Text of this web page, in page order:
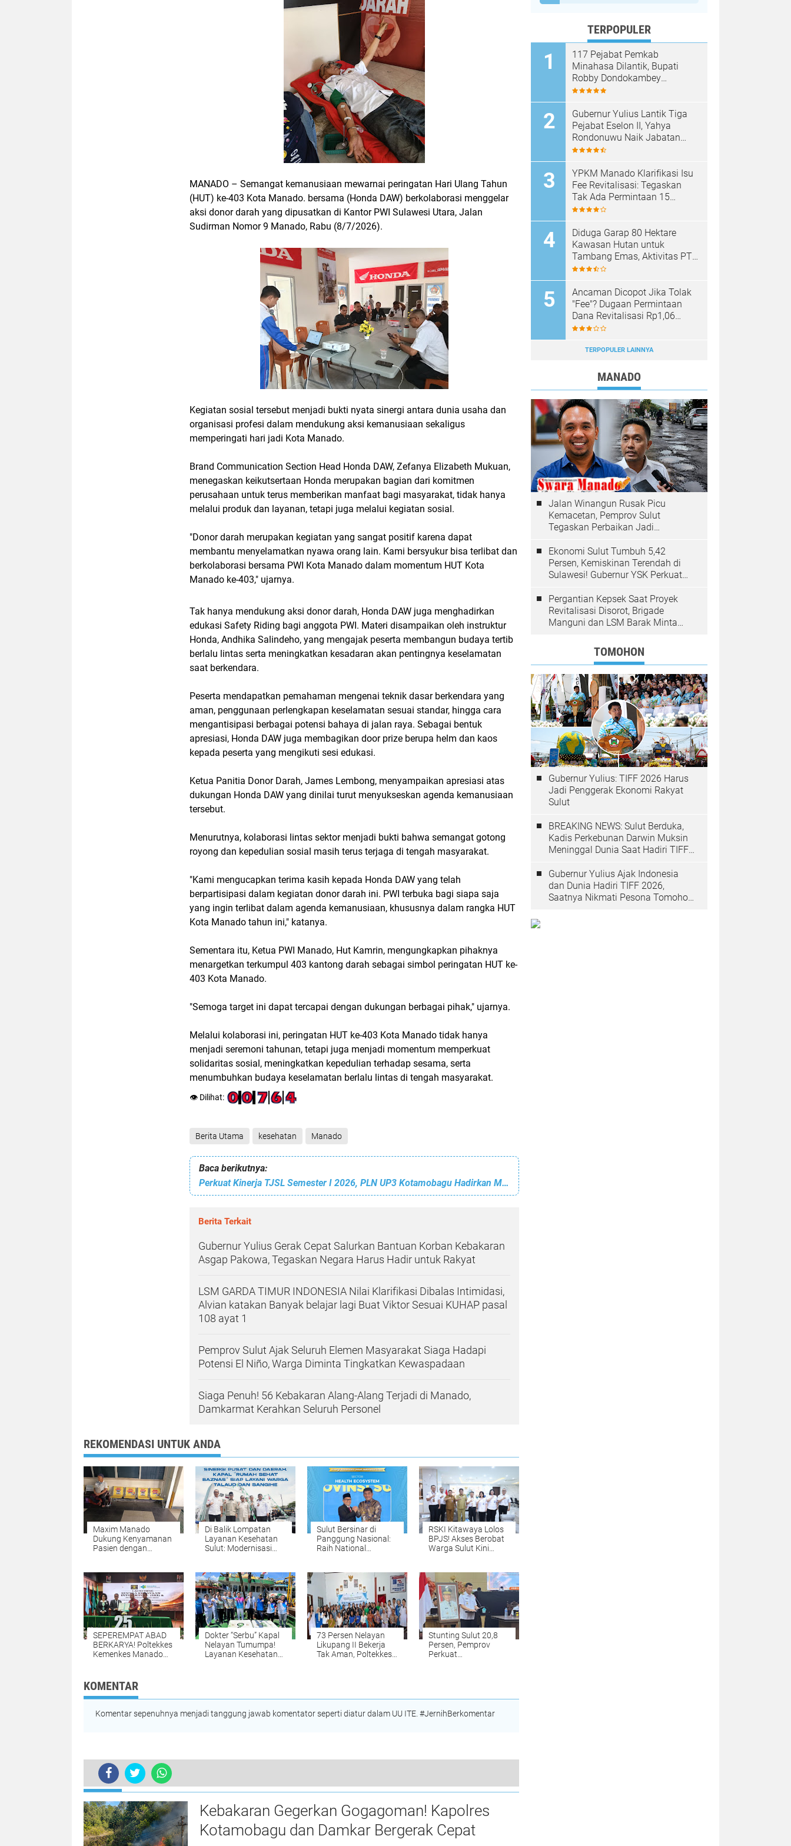
MANADO – Semangat kemanusiaan mewarnai peringatan Hari Ulang Tahun
(HUT) ke-403 Kota Manado. bersama (Honda DAW) berkolaborasi menggelar
aksi donor darah yang dipusatkan di Kantor PWI Sulawesi Utara, Jalan
Sudirman Nomor 9 Manado, Rabu (8/7/2026).
Kegiatan sosial tersebut menjadi bukti nyata sinergi antara dunia usaha dan
organisasi profesi dalam mendukung aksi kemanusiaan sekaligus
memperingati hari jadi Kota Manado.
Brand Communication Section Head Honda DAW, Zefanya Elizabeth Mukuan,
menegaskan keikutsertaan Honda merupakan bagian dari komitmen
perusahaan untuk terus memberikan manfaat bagi masyarakat, tidak hanya
melalui produk dan layanan, tetapi juga melalui kegiatan sosial.
"Donor darah merupakan kegiatan yang sangat positif karena dapat
membantu menyelamatkan nyawa orang lain. Kami bersyukur bisa terlibat dan
berkolaborasi bersama PWI Kota Manado dalam momentum HUT Kota
Manado ke-403," ujarnya.
Tak hanya mendukung aksi donor darah, Honda DAW juga menghadirkan
edukasi Safety Riding bagi anggota PWI. Materi disampaikan oleh instruktur
Honda, Andhika Salindeho, yang mengajak peserta membangun budaya tertib
berlalu lintas serta meningkatkan kesadaran akan pentingnya keselamatan
saat berkendara.
Peserta mendapatkan pemahaman mengenai teknik dasar berkendara yang
aman, penggunaan perlengkapan keselamatan sesuai standar, hingga cara
mengantisipasi berbagai potensi bahaya di jalan raya. Sebagai bentuk
apresiasi, Honda DAW juga membagikan door prize berupa helm dan kaos
kepada peserta yang mengikuti sesi edukasi.
Ketua Panitia Donor Darah, James Lembong, menyampaikan apresiasi atas
dukungan Honda DAW yang dinilai turut menyukseskan agenda kemanusiaan
tersebut.
Menurutnya, kolaborasi lintas sektor menjadi bukti bahwa semangat gotong
royong dan kepedulian sosial masih terus terjaga di tengah masyarakat.
"Kami mengucapkan terima kasih kepada Honda DAW yang telah
berpartisipasi dalam kegiatan donor darah ini. PWI terbuka bagi siapa saja
yang ingin terlibat dalam agenda kemanusiaan, khususnya dalam rangka HUT
Kota Manado tahun ini," katanya.
Sementara itu, Ketua PWI Manado, Hut Kamrin, mengungkapkan pihaknya
menargetkan terkumpul 403 kantong darah sebagai simbol peringatan HUT ke-
403 Kota Manado.
"Semoga target ini dapat tercapai dengan dukungan berbagai pihak," ujarnya.
Melalui kolaborasi ini, peringatan HUT ke-403 Kota Manado tidak hanya
menjadi seremoni tahunan, tetapi juga menjadi momentum memperkuat
solidaritas sosial, meningkatkan kepedulian terhadap sesama, serta
menumbuhkan budaya keselamatan berlalu lintas di tengah masyarakat.
👁️ Dilihat:
Berita Utama kesehatan Manado
Baca berikutnya:
Perkuat Kinerja TJSL Semester I 2026, PLN UP3 Kotamobagu Hadirkan Manfaat Nyata bagi Masyarakat
Berita Terkait
Gubernur Yulius Gerak Cepat Salurkan Bantuan Korban Kebakaran
Asgap Pakowa, Tegaskan Negara Harus Hadir untuk Rakyat
LSM GARDA TIMUR INDONESIA Nilai Klarifikasi Dibalas Intimidasi,
Alvian katakan Banyak belajar lagi Buat Viktor Sesuai KUHAP pasal
108 ayat 1
Pemprov Sulut Ajak Seluruh Elemen Masyarakat Siaga Hadapi
Potensi El Niño, Warga Diminta Tingkatkan Kewaspadaan
Siaga Penuh! 56 Kebakaran Alang-Alang Terjadi di Manado,
Damkarmat Kerahkan Seluruh Personel
REKOMENDASI UNTUK ANDA
Maxim Manado
Dukung Kenyamanan
Pasien dengan
Manado
Di Balik Lompatan
Layanan Kesehatan
Sulut: Modernisasi
Mengintai
Sulut Bersinar di
Panggung Nasional:
Raih National
Kesehatan Makin
Berkualitas!
RSKI Kitawaya Lolos
BPJS! Akses Berobat
Warga Sulut Kini
SEPEREMPAT ABAD
BERKARYA! Poltekkes
Kemenkes Manado
Komitmen Cetak
Nakes Unggul
Dokter “Serbu” Kapal
Nelayan Tumumpa!
Layanan Kesehatan
73 Persen Nelayan
Likupang II Bekerja
Tak Aman, Poltekkes
Stunting Sulut 20,8
Persen, Pemprov
Perkuat
KOMENTAR
Komentar sepenuhnya menjadi tanggung jawab komentator seperti diatur dalam UU ITE. #JernihBerkomentar
Honda DAW dan PWI Manado Berkolaborasi, Donor Darah HUT ke-403 Kota Manado Diperkuat Edukasi Safety Riding
TERKINI
Kebakaran Gegerkan Gogagoman! Kapolres
Kotamobagu dan Damkar Bergerak Cepat
TERPOPULER
117 Pejabat Pemkab
Minahasa Dilantik, Bupati
Robby Dondokambey
Tekankan Integritas dan
Gubernur Yulius Lantik Tiga
Pejabat Eselon II, Yahya
Rondonuwu Naik Jabatan
Pimpin Dinas Pendidikan
YPKM Manado Klarifikasi Isu
Fee Revitalisasi: Tegaskan
Tak Ada Permintaan 15
Persen, Pergantian Kepsek
Diduga Garap 80 Hektare
Kawasan Hutan untuk
Tambang Emas, Aktivitas PT
Sinar Mobagu Group Diselidiki
Ancaman Dicopot Jika Tolak
"Fee"? Dugaan Permintaan
Dana Revitalisasi Rp1,06
Miliar di SMK YPKM Manado
Tipikor
TERPOPULER LAINNYA
MANADO
Jalan Winangun Rusak Picu
Kemacetan, Pemprov Sulut
Tegaskan Perbaikan Jadi
Ekonomi Sulut Tumbuh 5,42
Persen, Kemiskinan Terendah di
Sulawesi! Gubernur YSK Perkuat
Rakyat
Pergantian Kepsek Saat Proyek
Revitalisasi Disorot, Brigade
Manguni dan LSM Barak Minta
TOMOHON
Gubernur Yulius: TIFF 2026 Harus
Jadi Penggerak Ekonomi Rakyat
Sulut
BREAKING NEWS: Sulut Berduka,
Kadis Perkebunan Darwin Muksin
Meninggal Dunia Saat Hadiri TIFF
Gubernur Yulius Ajak Indonesia
dan Dunia Hadiri TIFF 2026,
Saatnya Nikmati Pesona Tomohon